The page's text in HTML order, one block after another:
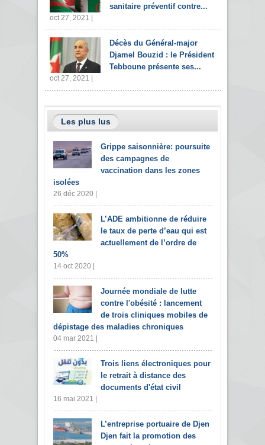
sanitaire préventif contre...
oct 27, 2021 |
Décès du Général-major
Djamel Bouzid : le Président
Tebboune présente ses...
oct 27, 2021 |
Les plus lus
Grippe saisonnière: poursuite
des campagnes de
vaccination dans les zones
isolées
26 déc 2020 |
L’ADE ambitionne de réduire
le taux de perte d’eau qui est
actuellement de l’ordre de
50%
14 oct 2020 |
Journée mondiale de lutte
contre l'obésité : lancement
de trois cliniques mobiles de
dépistage des maladies chroniques
04 mar 2021 |
Trois liens électroniques pour
le retrait à distance des
documents d'état civil
16 mai 2021 |
L’entreprise portuaire de Djen
Djen fait la promotion des